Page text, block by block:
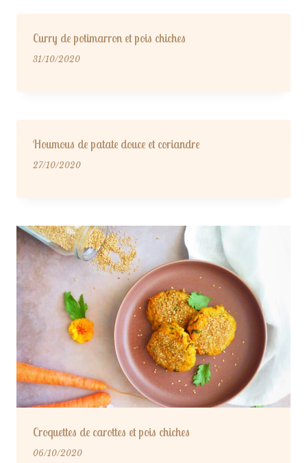
Curry de potimarron et pois chiches
31/10/2020
Houmous de patate douce et coriandre
27/10/2020
Croquettes de carottes et pois chiches
06/10/2020